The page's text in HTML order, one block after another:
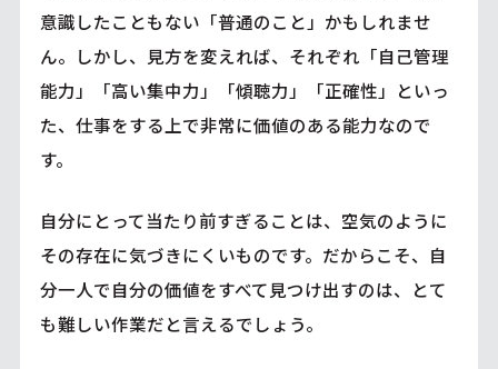
意識したこともない「普通のこと」かもしれませ
ん。しかし、見方を変えれば、それぞれ「自己管理
能力」「高い集中力」「傾聴力」「正確性」といっ
た、仕事をする上で非常に価値のある能力なので
す。
自分にとって当たり前すぎることは、空気のように
その存在に気づきにくいものです。だからこそ、自
分一人で自分の価値をすべて見つけ出すのは、とて
も難しい作業だと言えるでしょう。